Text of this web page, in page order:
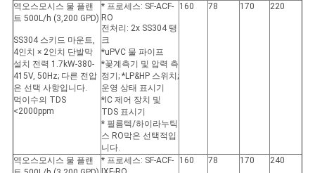
역오스모시스 물 플랜
트 500L/h (3,200 GPD)
SS304 스키드 마운트,
4인치 × 2인치 단발막
설치 전력 1.7kW-380-
415V, 50Hz; 다른 전압
은 선택 사항입니다.
먹이수의 TDS
<2000ppm
* 프로세스: SF-ACF-
RO
전처리: 2x SS304 탱
크
*uPVC 물 파이프
*꽃계측기 및 압력 측
정기; *LP&HP 스위치;
운영 상태 표시기
*IC 제어 장치 및
TDS 표시기
* 필름텍/하이라누틱
스 RO막은 선택적입
니다.
160 78 170 220
역오스모시스 물 플랜
* 프로세스: SF-ACF-
160 78 170 240